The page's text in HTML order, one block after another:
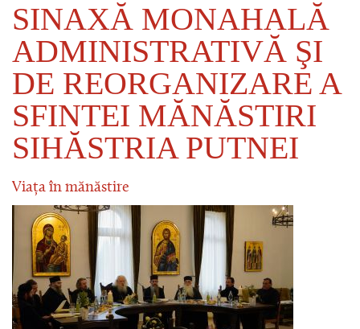
SINAXĂ MONAHALĂ
ADMINISTRATIVĂ ŞI
DE REORGANIZARE A
SFINTEI MĂNĂSTIRI
SIHĂSTRIA PUTNEI
Viața în mănăstire